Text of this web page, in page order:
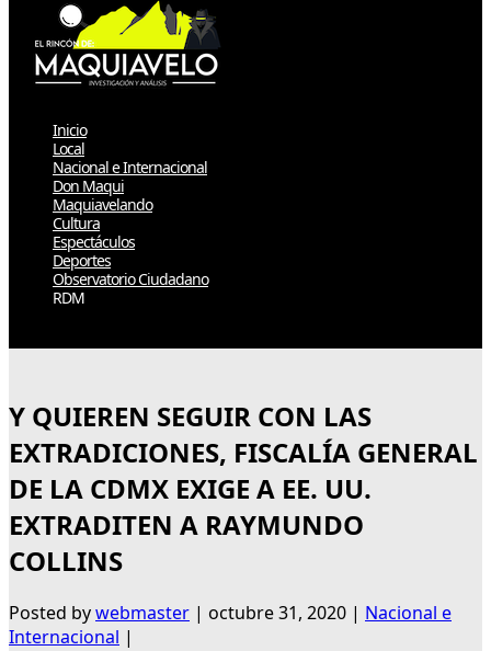
Inicio
Local
Nacional e Internacional
Don Maqui
Maquiavelando
Cultura
Espectáculos
Deportes
Observatorio Ciudadano
RDM
Y QUIEREN SEGUIR CON LAS
EXTRADICIONES, FISCALÍA GENERAL
DE LA CDMX EXIGE A EE. UU.
EXTRADITEN A RAYMUNDO
COLLINS
Posted bywebmaster | octubre 31, 2020 | Nacional e
Internacional |